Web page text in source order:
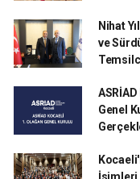
Nihat
ve
Genel